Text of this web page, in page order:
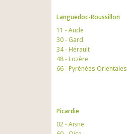
Languedoc-Roussillon
11 - Aude
30 - Gard
34 - Hérault
48 - Lozère
66 - Pyrénées-Orientales
Picardie
02 - Aisne